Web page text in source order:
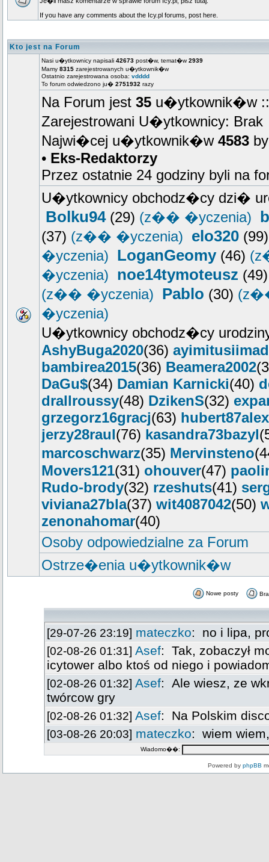
If you have any comments about the Icy.pl forums, post here.
Kto jest na Forum
Nasi u�ytkownicy napisali 42673 post�w, temat�w2939
Mamy 8315 zarejestrowanych u�ytkownik�w
Ostatnio zarejestrowana osoba: vdddd
To forum odwiedzono ju� 2751932 razy
Na Forum jest 35 u�ytkownik�w ::
Zarejestrowani U�ytkownicy: Brak
Najwi�cej u�ytkownik�w 4583
• Eks-Redaktorzy
Przez ostatnie 24 godziny byli na
U�ytkownicy obchodz�cy dzi�
Bolku94(29) (z�� �yczenia)
(37) (z�� �yczenia) elo320
�yczenia) LoganGeomy(46)
�yczenia) noe14tymoteusz
(z�� �yczenia) Pablo (30)
�yczenia)
U�ytkownicy obchodz�cy
AshyBuga2020(36) ayimitusiimad
bambirea2015(36) Beamera2002
DaGu$(34) Damian Karnicki(40)
drallroussy(48) DzikenS(32)
grzegorz16gracj(63) hubert87alex
jerzy28raul(76) kasandra73bazyl
marcoschwarz(35) Mervinsteno
Movers121(31) ohouver(47)
Rudo-brody(32) rzeshuts(41)
viviana27bla(37) wit4087042(50)
zenonahomar(40)
Osoby odpowiedzialne za Forum
Ostrze�enia u�ytkownik�w
Nowe posty
Wiadomo��:
Powered by phpBB